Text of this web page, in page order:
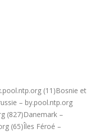
(11)Bosnie et
– by.pool.ntp.org
(827)Danemark –
(65)Îles Féroé –